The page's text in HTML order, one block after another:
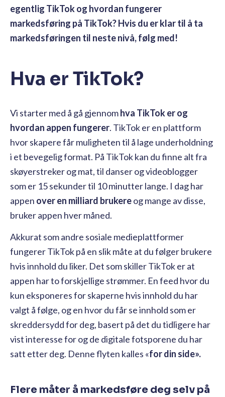
egentlig TikTok og hvordan fungerer
markedsføring på TikTok? Hvis du er klar til å ta
markedsføringen til neste nivå, følg med!
Hva er TikTok?
Vi starter med å gå gjennomhva TikTok er og
hvordan appen fungerer. TikTok er en plattform
hvor skapere får muligheten til å lage underholdning
i et bevegelig format. På TikTok kan du finne alt fra
skøyerstreker og mat, til danser og videoblogger
som er 15 sekunder til 10 minutter lange. I dag har
appen over en milliard brukereog mange av disse,
bruker appen hver måned.
Akkurat som andre sosiale medieplattformer
fungerer TikTok på en slik måte at du følger brukere
hvis innhold du liker. Det som skiller TikTok er at
appen har to forskjellige strømmer. En feed hvor du
kun eksponeres for skaperne hvis innhold du har
valgt å følge, og en hvor du får se innhold som er
skreddersydd for deg, basert på det du tidligere har
vist interesse for og de digitale fotsporene du har
satt etter deg. Denne flyten kalles «for din side».
Flere måter å markedsføre deg selv på